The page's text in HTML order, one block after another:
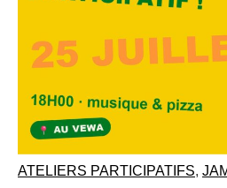
ATELIERS PARTICIPATIFS,